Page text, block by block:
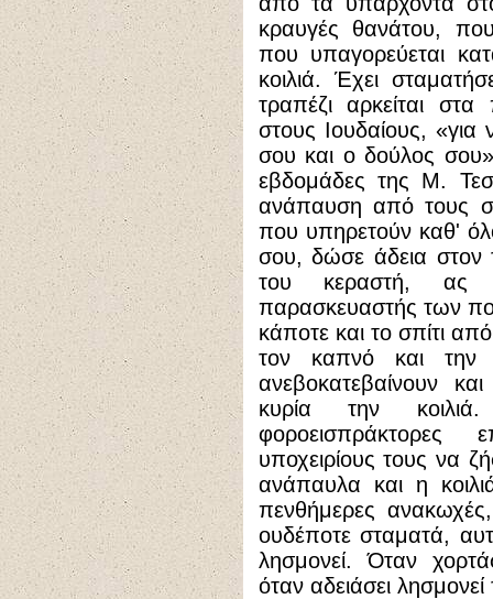
κραυγές θανάτου,
που υπαγορεύεται
κοιλιά. Έχει
τραπέζι αρκείται
στους Ιουδαίους, «για
σου και oδούλος σου»
εβδομάδες της Μ.
ανάπαυση από τους
που υπηρετούν καθ'
σου, δώσε άδεια στον
του κεραστή, ας
παρασκευαστής των
κάποτε και το σπίτι
τον καπνό και την
ανεβοκατεβαίνουν
κυρία την
φοροεισπράκτορες
υποχειρίους τους να
ανάπαυλα και η
πενθήμερες
ουδέποτε σταματά,
λησμονεί. Όταν
όταν αδειάσει λησμονεί